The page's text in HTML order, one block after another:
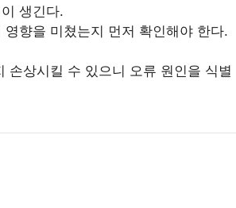
생긴다.
향을 미쳤는지 먼저 확인해야 한다.
손상시킬 수 있으니 오류 원인을 식별